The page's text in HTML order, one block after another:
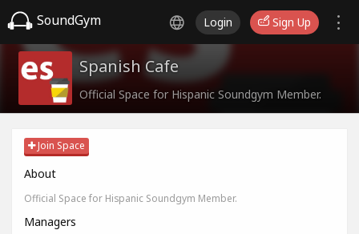
SoundGym Login Sign Up
Spanish Cafe
Official Space for Hispanic Soundgym Member.
Join Space
About
Official Space for Hispanic Soundgym Member.
Managers